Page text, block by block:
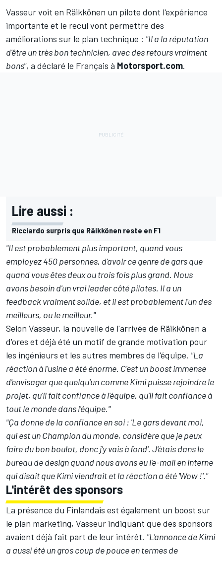
Vasseur voit en Räikkönen un pilote dont l'expérience
importante et le recul vont permettre des
améliorations sur le plan technique : "Il a la réputation
d'être un très bon technicien, avec des retours vraiment
bons", a déclaré le Français à Motorsport.com.
Lire aussi :
Ricciardo surpris que Räikkönen reste en F1
"Il est probablement plus important, quand vous
employez 450 personnes, d'avoir ce genre de gars que
quand vous êtes deux ou trois fois plus grand. Nous
avons besoin d'un vrai leader côté pilotes. Il a un
feedback vraiment solide, et il est probablement l'un des
meilleurs, ou le meilleur."
Selon Vasseur, la nouvelle de l'arrivée de Räikkönen a
d'ores et déjà été un motif de grande motivation pour
les ingénieurs et les autres membres de l'équipe. "La
réaction à l'usine a été énorme. C'est un boost immense
d'envisager que quelqu'un comme Kimi puisse rejoindre le
projet, qu'il fait confiance à l'équipe, qu'il fait confiance à
tout le monde dans l'équipe."
"Ça donne de la confiance en soi : 'Le gars devant moi,
qui est un Champion du monde, considère que je peux
faire du bon boulot, donc j'y vais à fond'. J'étais dans le
bureau de design quand nous avons eu l'e-mail en interne
qui disait que Kimi viendrait et la réaction a été 'Wow !'."
L'intérêt des sponsors
La présence du Finlandais est également un boost sur
le plan marketing, Vasseur indiquant que des sponsors
avaient déjà fait part de leur intérêt. "L'annonce de Kimi
a aussi été un gros coup de pouce en termes de